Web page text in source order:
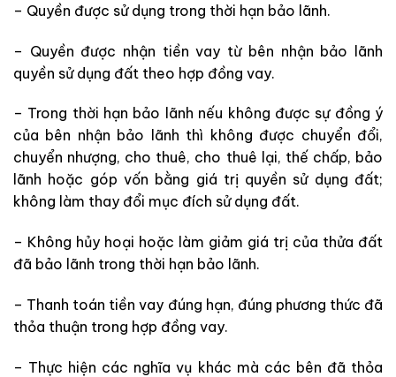
– Quyền được sử dụng trong thời hạn bảo lãnh.
– Quyền được nhận tiền vay từ bên nhận bảo lãnh
quyền sử dụng đất theo hợp đồng vay.
– Trong thời hạn bảo lãnh nếu không được sự đồng ý
của bên nhận bảo lãnh thì không được chuyển đổi,
chuyển nhượng, cho thuê, cho thuê lại, thế chấp, bảo
lãnh hoặc góp vốn bằng giá trị quyền sử dụng đất;
không làm thay đổi mục đích sử dụng đất.
– Không hủy hoại hoặc làm giảm giá trị của thửa đất
đã bảo lãnh trong thời hạn bảo lãnh.
– Thanh toán tiền vay đúng hạn, đúng phương thức đã
thỏa thuận trong hợp đồng vay.
– Thực hiện các nghĩa vụ khác mà các bên đã thỏa